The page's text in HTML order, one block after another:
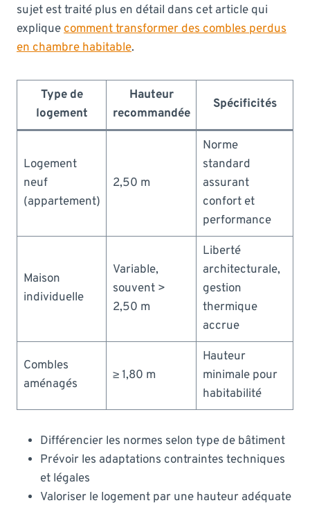
sujet est traité plus en détail dans cet article qui
expliquecomment transformer des combles perdus
en chambre habitable.
Type de
logement
Hauteur
recommandée
Spécificités
Logement
neuf
(appartement)
2,50 m
Norme
standard
assurant
confort et
performance
Maison
individuelle
Variable,
souvent >
2,50 m
Liberté
architecturale,
gestion
thermique
accrue
Combles
aménagés
≥ 1,80 m
Hauteur
minimale pour
habitabilité
Différencier les normes selon type de bâtiment
Prévoir les adaptations contraintes techniques
et légales
Valoriser le logement par une hauteur adéquate